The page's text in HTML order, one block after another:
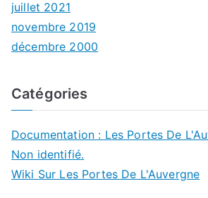
juillet 2021
novembre 2019
décembre 2000
Catégories
Documentation : Les Portes De
Non identifié.
Wiki Sur Les Portes De L'Auvergne